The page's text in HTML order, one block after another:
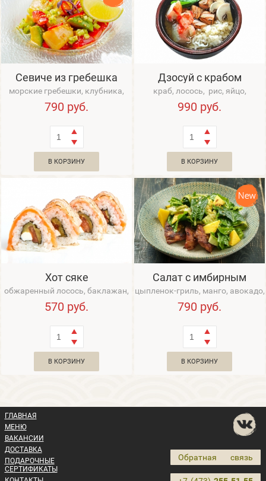
Севиче из гребешка
морские гребешки, клубника,
авокадо, огурец, кунжут юдзу,
соус баз...
790 руб.
В КОРЗИНУ
Дзосуй с крабом
краб, лосось, рис, яйцо,
водоросли вакаме
990 руб.
В КОРЗИНУ
Хот сяке
обжаренный лосось, баклажан,
помидор, ореховый соус
570 руб.
В КОРЗИНУ
Салат с имбирным
цыпленком
цыпленок-гриль, манго, авокадо,
цукини, микс-салат, соус Юдзу
790 руб.
В КОРЗИНУ
ГЛАВНАЯ
МЕНЮ
ВАКАНСИИ
ДОСТАВКА
ПОДАРОЧНЫЕ
СЕРТИФИКАТЫ
Обратная связь